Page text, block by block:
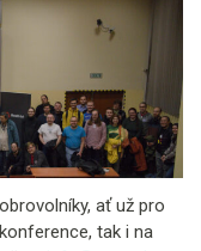
ať už pro
tak i na